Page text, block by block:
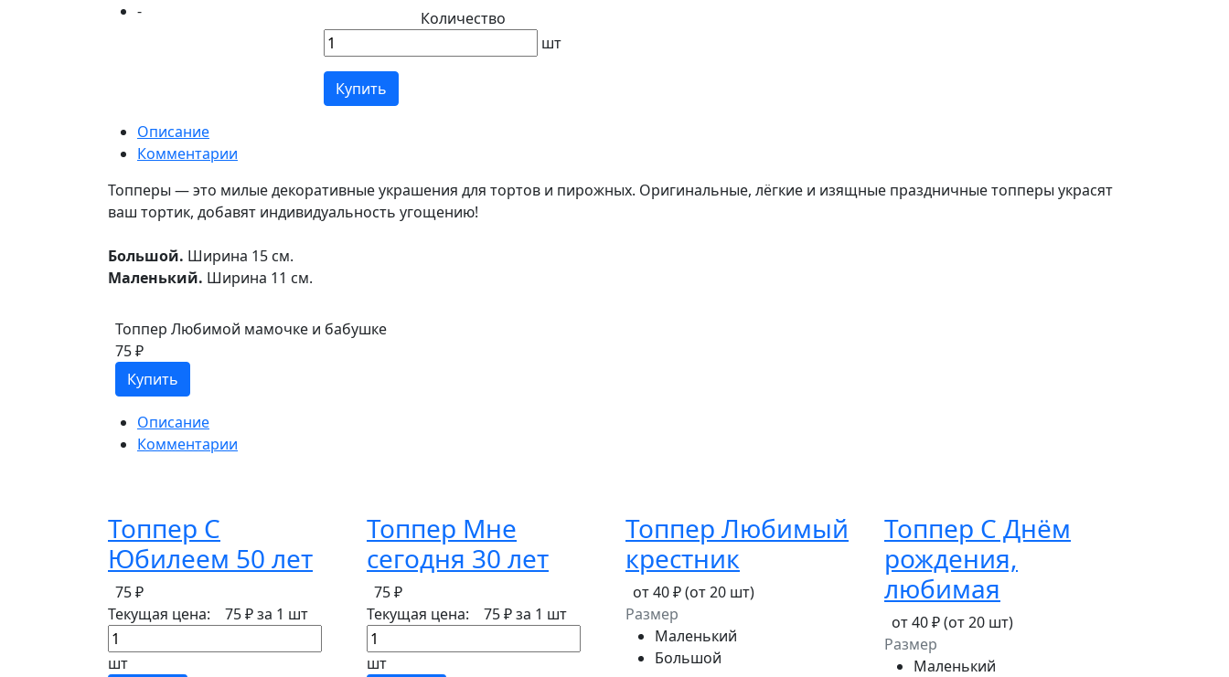
-
Количество
шт
Купить
Описание
Комментарии
Топперы — это милые декоративные украшения для тортов и пирожных. Оригинальные, лёгкие и изящные праздничные топперы украсят
ваш тортик, добавят индивидуальность угощению!
Большой. Ширина 15 см.
Маленький. Ширина 11 см.
Топпер Любимой мамочке и бабушке
75 ₽
Купить
Описание
Комментарии
Топпер С
Юбилеем 50 лет
75 ₽
Текущая цена:
75 ₽за 1 шт
шт
Топпер Мне
сегодня 30 лет
75 ₽
Текущая цена:
75 ₽за 1 шт
шт
Топпер Любимый
крестник
от 40 ₽(от 20 шт)
Размер
Маленький
Большой
Топпер С Днём
рождения,
любимая
от 40 ₽(от 20 шт)
Размер
Маленький